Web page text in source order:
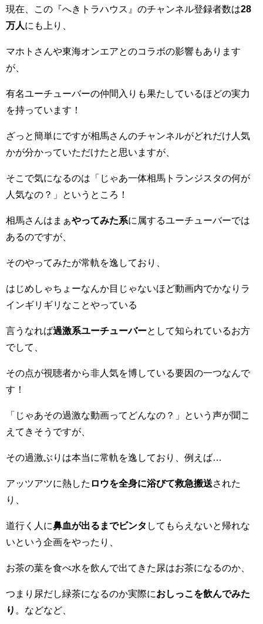
現在、この『へきトラハウス』のチャンネル登録者数は28
万人 にも上り、
マホトさんや東海オンエアとのコラボの影響もあります
が、
有名ユーチューバーの仲間入りも果たしているほどの実力
を持っています！
ざっと簡単にですが相馬さんのチャンネルがどれだけ人気
かが分かっていただけたと思いますが、
そこで気になるのは「じゃあ一体相馬トランジスタの何が
人気なの？」というところ！
相馬さんはまぁやってみた系に属するユーチューバーでは
あるのですが、
そのやってみたが常軌を逸しており、
はじめしゃちょーなんか目じゃないほど動画内でかなりラ
インギリギリなことやっている
言うなれば過激系ユーチューバーとして知られているお方
でして、
その点が視聴者から非人気を博している要因の一つなんで
す！
「じゃあその過激な動画ってどんなの？」という声が聞こ
えてきそうですが、
その過激ぶりは本当に常軌を逸しており、例えば…
アッツアツに熱した ロウを全身に浴びて救急搬送された
り、
道行く人に鼻血が出るまでビンタ してもらえないと帰れな
いという企画をやったり、
お茶の葉を食べ水を飲んで出てきた尿はお茶になるのか、
つまり尿だし緑茶になるのか実際におしっこを飲んでみた
り
。などなど、